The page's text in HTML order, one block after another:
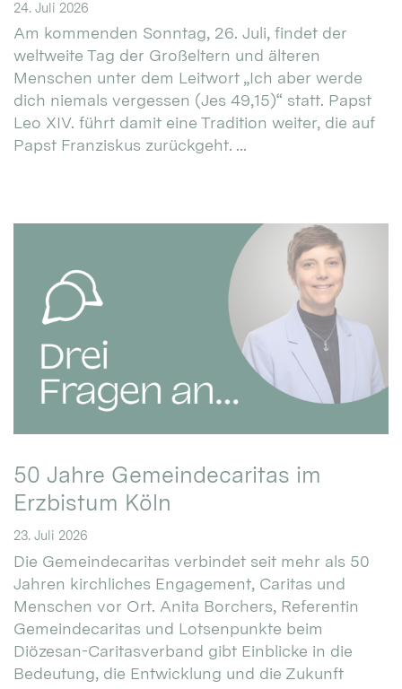
24. Juli 2026
Am kommenden Sonntag, 26. Juli, findet der
weltweite Tag der Großeltern und älteren
Menschen unter dem Leitwort „Ich aber werde
dich niemals vergessen (Jes 49,15)“ statt. Papst
Leo XIV. führt damit eine Tradition weiter, die auf
Papst Franziskus zurückgeht. ...
50 Jahre Gemeindecaritas im
Erzbistum Köln
23. Juli 2026
Die Gemeindecaritas verbindet seit mehr als 50
Jahren kirchliches Engagement, Caritas und
Menschen vor Ort. Anita Borchers, Referentin
Gemeindecaritas und Lotsenpunkte beim
Diözesan-Caritasverband gibt Einblicke in die
Bedeutung, die Entwicklung und die Zukunft